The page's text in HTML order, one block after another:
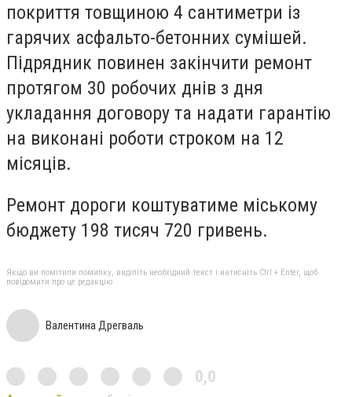
покриття товщиною 4 сантиметри із
гарячих асфальто-бетонних сумішей.
Підрядник повинен закінчити ремонт
протягом 30 робочих днів з дня
укладання договору та надати гарантію
на виконані роботи строком на 12
місяців.
Ремонт дороги коштуватиме міському
бюджету 198 тисяч 720 гривень.
Якщо ви помітили помилку, виділіть необхідний текст і натисніть Ctrl + Enter, щоб
повідомити про це редакцію
Валентина Дрегваль
0,0